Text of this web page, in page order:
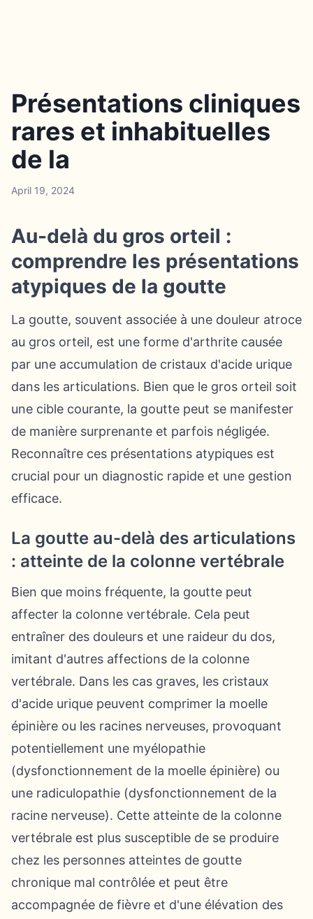
Présentations cliniques
rares et inhabituelles
de la
April 19, 2024
Au-delà du gros orteil :
comprendre les présentations
atypiques de la goutte
La goutte, souvent associée à une douleur atroce
au gros orteil, est une forme d'arthrite causée
par une accumulation de cristaux d'acide urique
dans les articulations. Bien que le gros orteil soit
une cible courante, la goutte peut se manifester
de manière surprenante et parfois négligée.
Reconnaître ces présentations atypiques est
crucial pour un diagnostic rapide et une gestion
efficace.
La goutte au-delà des articulations
: atteinte de la colonne vertébrale
Bien que moins fréquente, la goutte peut
affecter la colonne vertébrale. Cela peut
entraîner des douleurs et une raideur du dos,
imitant d'autres affections de la colonne
vertébrale. Dans les cas graves, les cristaux
d'acide urique peuvent comprimer la moelle
épinière ou les racines nerveuses, provoquant
potentiellement une myélopathie
(dysfonctionnement de la moelle épinière) ou
une radiculopathie (dysfonctionnement de la
racine nerveuse). Cette atteinte de la colonne
vertébrale est plus susceptible de se produire
chez les personnes atteintes de goutte
chronique mal contrôlée et peut être
accompagnée de fièvre et d'une élévation des